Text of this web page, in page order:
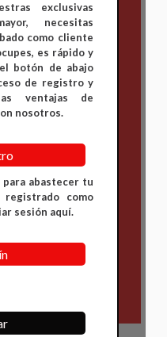
exclusivas
necesitas
como cliente
es rápido y
botón de abajo
de registro y
ventajas de
nosotros.
para abastecer tu
como
sesión aquí.